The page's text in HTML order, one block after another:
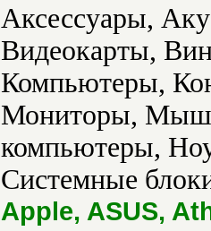
Аксессуары,
Видеокарты,
Компьютеры,
Мониторы,
компьютеры,
Системные
Apple, ASUS,